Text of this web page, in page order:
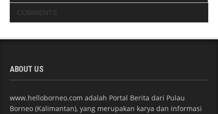
COMMENTS
ABOUT US
www.helloborneo.com adalah Portal Berita dari Pulau
Borneo (Kalimantan), yang merupakan karya dan informasi